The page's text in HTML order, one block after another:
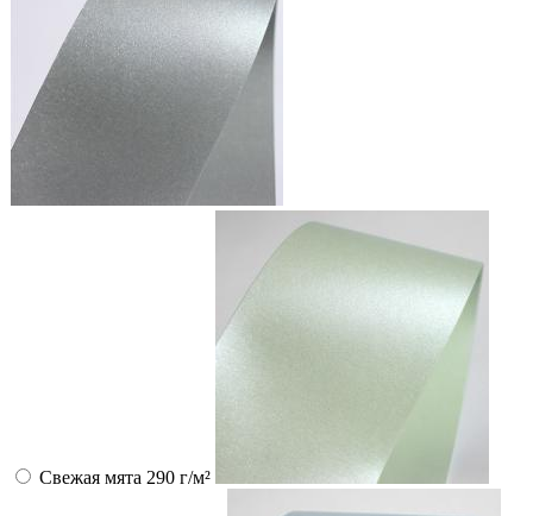
Свежая мята 290 г/м²